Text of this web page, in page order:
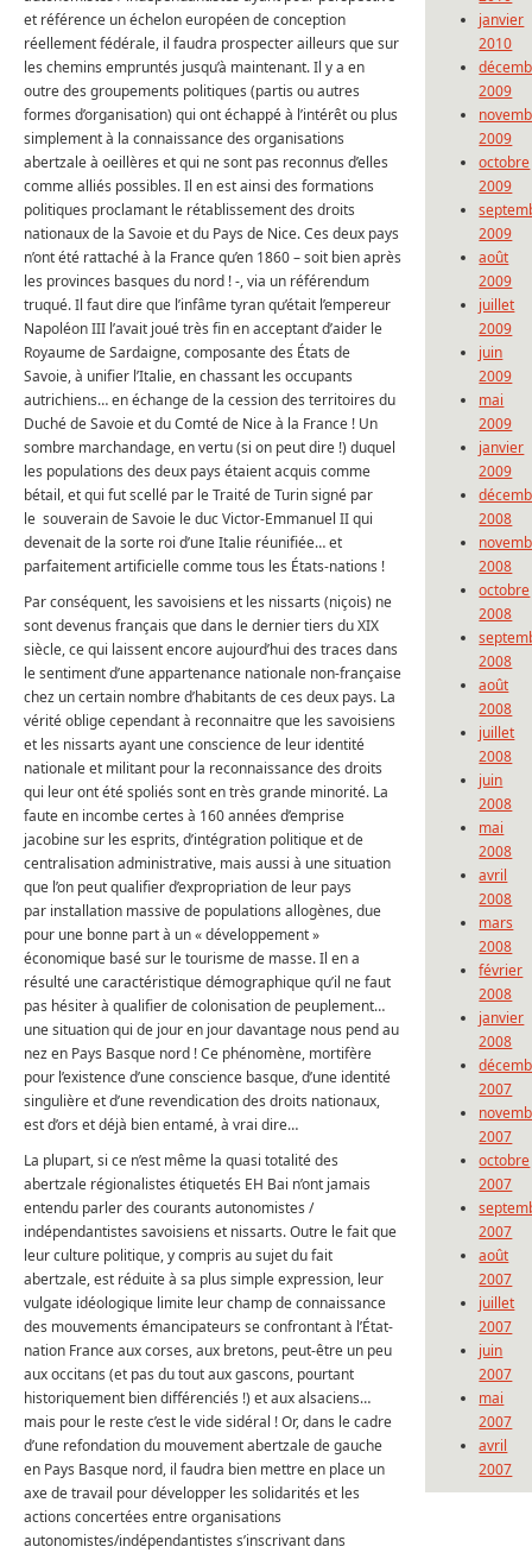
et référence un échelon européen de conception
réellement fédérale, il faudra prospecter ailleurs que sur
les chemins empruntés jusqu’à maintenant. Il y a en
outre des groupements politiques (partis ou autres
formes d’organisation) qui ont échappé à l’intérêt ou plus
simplement à la connaissance des organisations
abertzale à oeillères et qui ne sont pas reconnus d’elles
comme alliés possibles. Il en est ainsi des formations
politiques proclamant le rétablissement des droits
nationaux de la Savoie et du Pays de Nice. Ces deux pays
n’ont été rattaché à la France qu’en 1860 – soit bien après
les provinces basques du nord ! -, via un référendum
truqué. Il faut dire que l’infâme tyran qu’était l’empereur
Napoléon III l’avait joué très fin en acceptant d’aider le
Royaume de Sardaigne, composante des États de
Savoie, à unifier l’Italie, en chassant les occupants
autrichiens… en échange de la cession des territoires du
Duché de Savoie et du Comté de Nice à la France ! Un
sombre marchandage, en vertu (si on peut dire !) duquel
les populations des deux pays étaient acquis comme
bétail, et qui fut scellé par le Traité de Turin signé par
le souverain de Savoie le duc Victor-Emmanuel II qui
devenait de la sorte roi d’une Italie réunifiée… et
parfaitement artificielle comme tous les États-nations !
Par conséquent, les savoisiens et les nissarts (niçois) ne
sont devenus français que dans le dernier tiers du XIX
siècle, ce qui laissent encore aujourd’hui des traces dans
le sentiment d’une appartenance nationale non-française
chez un certain nombre d’habitants de ces deux pays. La
vérité oblige cependant à reconnaitre que les savoisiens
et les nissarts ayant une conscience de leur identité
nationale et militant pour la reconnaissance des droits
qui leur ont été spoliés sont en très grande minorité. La
faute en incombe certes à 160 années d’emprise
jacobine sur les esprits, d’intégration politique et de
centralisation administrative, mais aussi à une situation
que l’on peut qualifier d’expropriation de leur pays
par installation massive de populations allogènes, due
pour une bonne part à un « développement »
économique basé sur le tourisme de masse. Il en a
résulté une caractéristique démographique qu’il ne faut
pas hésiter à qualifier de colonisation de peuplement…
une situation qui de jour en jour davantage nous pend au
nez en Pays Basque nord ! Ce phénomène, mortifère
pour l’existence d’une conscience basque, d’une identité
singulière et d’une revendication des droits nationaux,
est d’ors et déjà bien entamé, à vrai dire…
La plupart, si ce n’est même la quasi totalité des
abertzale régionalistes étiquetés EH Bai n’ont jamais
entendu parler des courants autonomistes /
indépendantistes savoisiens et nissarts. Outre le fait que
leur culture politique, y compris au sujet du fait
abertzale, est réduite à sa plus simple expression, leur
vulgate idéologique limite leur champ de connaissance
des mouvements émancipateurs se confrontant à l’État-
nation France aux corses, aux bretons, peut-être un peu
aux occitans (et pas du tout aux gascons, pourtant
historiquement bien différenciés !) et aux alsaciens…
mais pour le reste c’est le vide sidéral ! Or, dans le cadre
d’une refondation du mouvement abertzale de gauche
en Pays Basque nord, il faudra bien mettre en place un
axe de travail pour développer les solidarités et les
actions concertées entre organisations
autonomistes/indépendantistes s’inscrivant dans
janvier
2010
2009
2009
octobre
2009
2009
août
2009
juillet
2009
juin
2009
mai
2009
janvier
2009
2008
2008
octobre
2008
2008
août
2008
juillet
2008
juin
2008
mai
2008
avril
2008
mars
2008
février
2008
janvier
2008
2007
2007
octobre
2007
2007
août
2007
juillet
2007
juin
2007
mai
2007
avril
2007